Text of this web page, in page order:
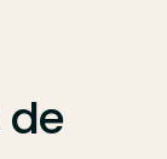
de